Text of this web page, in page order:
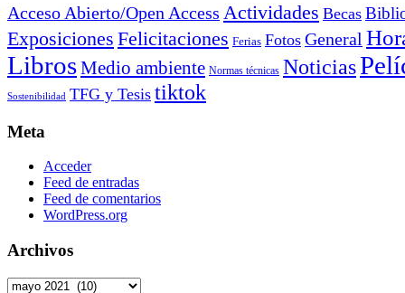
Acceso Abierto/Open Access Actividades Becas
Exposiciones Felicitaciones Ferias Fotos General
LibrosMedio ambiente Normas técnicas Noticias
Sostenibilidad TFG y Tesis tiktok
Meta
Acceder
Feed de entradas
Feed de comentarios
WordPress.org
Archivos
Archivos